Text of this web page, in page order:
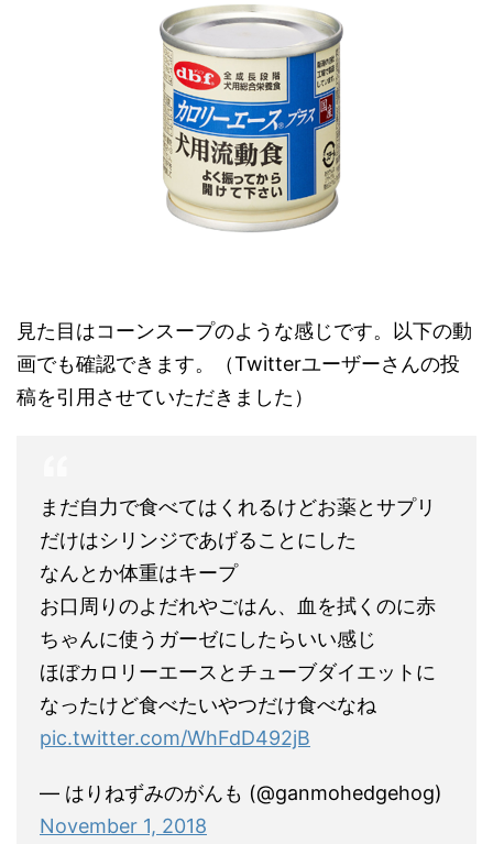
見た目はコーンスープのような感じです。以下の動
画でも確認できます。（Twitterユーザーさんの投
稿を引用させていただきました）
まだ自力で食べてはくれるけどお薬とサプリ
だけはシリンジであげることにした
なんとか体重はキープ
お口周りのよだれやごはん、血を拭くのに赤
ちゃんに使うガーゼにしたらいい感じ
ほぼカロリーエースとチューブダイエットに
なったけど食べたいやつだけ食べなね
pic.twitter.com/WhFdD492jB
— はりねずみのがんも (@ganmohedgehog)
November 1, 2018